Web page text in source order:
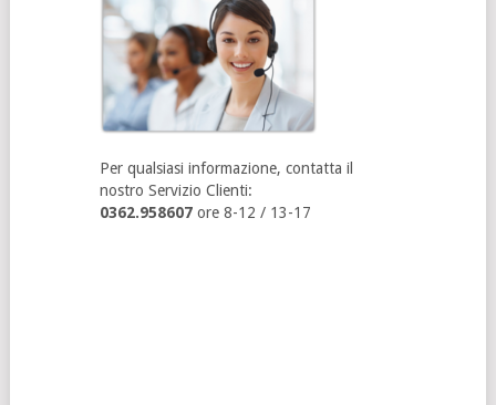
Per qualsiasi informazione, contatta il
nostro Servizio Clienti:
0362.958607ore 8-12 / 13-17